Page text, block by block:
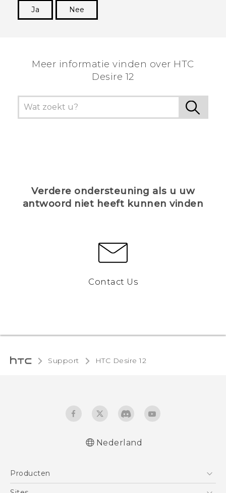
Ja
Nee
Meer informatie vinden over HTC
Desire 12
Verdere ondersteuning als u uw
antwoord niet heeft kunnen vinden
Contact Us
Support HTC Desire 12‎
Nederlands - Gebruikershandleiding
Nederland
Producten
Telefoons